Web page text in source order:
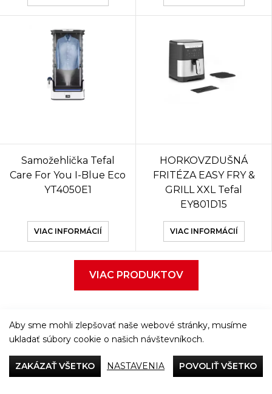
Samožehlička Tefal
Care For You I-Blue Eco
YT4050E1
VIAC INFORMÁCIÍ
HORKOVZDUŠNÁ
FRITÉZA EASY FRY &
GRILL XXL Tefal
EY801D15
VIAC INFORMÁCIÍ
VIAC PRODUKTOV
Večeriame společne
Aby sme mohli zlepšovať naše webové stránky, musíme
ukladať súbory cookie o našich návštevníkoch.
ZAKÁZAŤ VŠETKO NASTAVENIA POVOLIŤ VŠETKO